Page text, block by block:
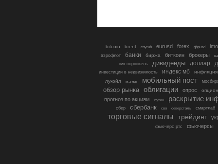
bitcoin brent cnyrub eurusd forex gbpusd
аэрофлот банки биржа биткоин брокеры
гмк норникель
дивиденды доллар
инвестиции в недвижимость индекс мб
инфляция
лукойл
магнит мобильный пост
обзор рынка облигации опрос
прогноз по акциям путин раскрытие
сбер сбербанк сво северсталь смартлаб
торговые сигналы трейдинг
фьючерс ртс фьючерсы